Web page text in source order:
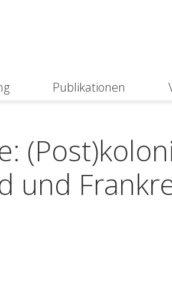
Publikationen
und